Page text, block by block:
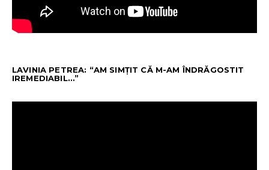
LAVINIA PETREA: “AM SIMȚIT CĂ M-AM ÎNDRĂGOSTIT
IREMEDIABIL…”